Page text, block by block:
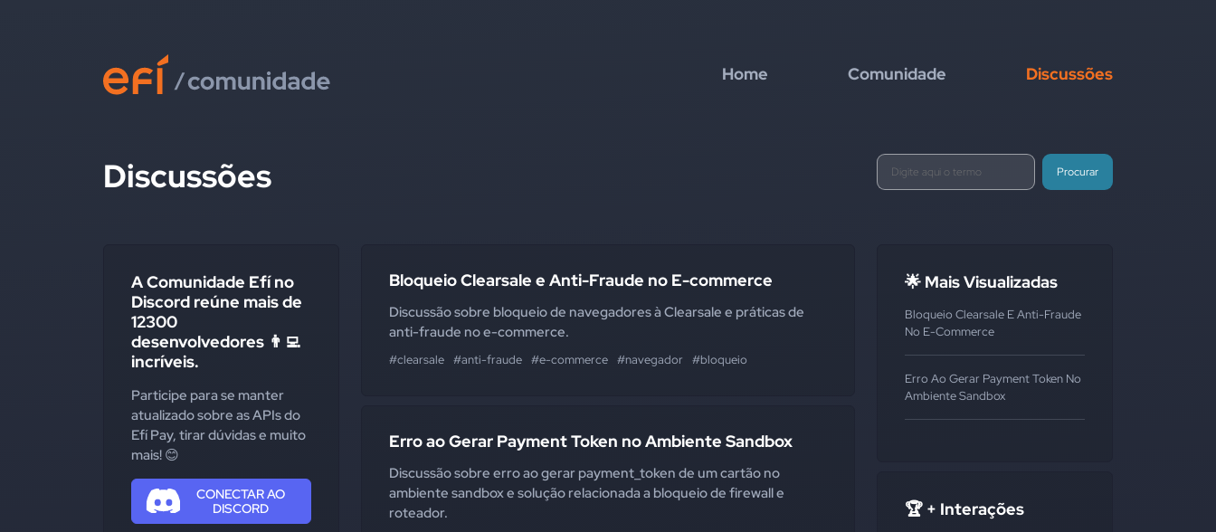
Home Comunidade Discussões
Discussões Procurar
A Comunidade Efí no
Discord reúne mais de
12300
desenvolvedores 👨‍💻
incríveis.
Participe para se manter
atualizado sobre as APIs do
Efí Pay, tirar dúvidas e muito
mais! 😊
CONECTAR AO
DISCORD
Bloqueio Clearsale e Anti-Fraude no E-commerce
Discussão sobre bloqueio de navegadores à Clearsale e práticas de
anti-fraude no e-commerce.
#clearsale #anti-fraude #e-commerce #navegador #bloqueio
Erro ao Gerar Payment Token no Ambiente Sandbox
Discussão sobre erro ao gerar payment_token de um cartão no
ambiente sandbox e solução relacionada a bloqueio de firewall e
roteador.
🌟 Mais Visualizadas
Bloqueio Clearsale E Anti-Fraude
No E-Commerce
Erro Ao Gerar Payment Token No
Ambiente Sandbox
🏆 + Interações